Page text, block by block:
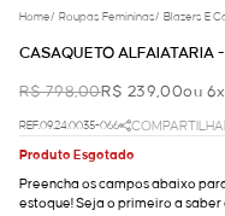
Home/ Roupas Femininas/ Blazers E
CASAQUETO ALFAIATARIA
R$ 798,00R$ 239,00ou
REF.09.24.0035-066
Produto Esgotado
Preencha os campos abaixo
estoque! Seja o primeiro a